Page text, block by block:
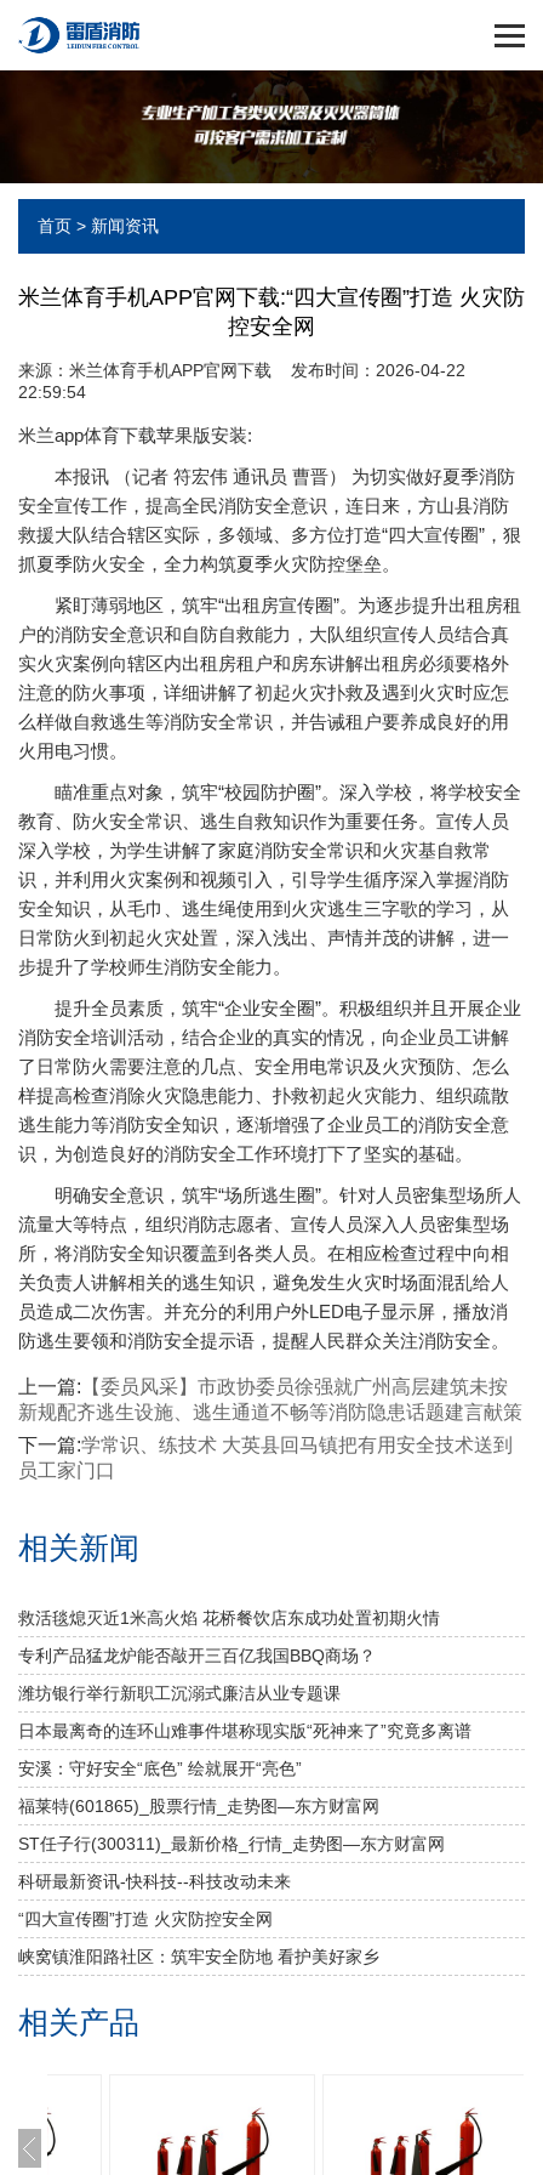
首页 > 新闻资讯
米兰体育手机APP官网下载:“四大宣传圈”打造 火灾防
控安全网
来源： 米兰体育手机APP官网下载 发布时间：2026-04-22
22:59:54
米兰app体育下载苹果版安装:
本报讯 （记者 符宏伟 通讯员 曹晋） 为切实做好夏季消防
安全宣传工作，提高全民消防安全意识，连日来，方山县消防
救援大队结合辖区实际，多领域、多方位打造“四大宣传圈”，狠
抓夏季防火安全，全力构筑夏季火灾防控堡垒。
紧盯薄弱地区，筑牢“出租房宣传圈”。为逐步提升出租房租
户的消防安全意识和自防自救能力，大队组织宣传人员结合真
实火灾案例向辖区内出租房租户和房东讲解出租房必须要格外
注意的防火事项，详细讲解了初起火灾扑救及遇到火灾时应怎
么样做自救逃生等消防安全常识，并告诫租户要养成良好的用
火用电习惯。
瞄准重点对象，筑牢“校园防护圈”。深入学校，将学校安全
教育、防火安全常识、逃生自救知识作为重要任务。宣传人员
深入学校，为学生讲解了家庭消防安全常识和火灾基自救常
识，并利用火灾案例和视频引入，引导学生循序深入掌握消防
安全知识，从毛巾、逃生绳使用到火灾逃生三字歌的学习，从
日常防火到初起火灾处置，深入浅出、声情并茂的讲解，进一
步提升了学校师生消防安全能力。
提升全员素质，筑牢“企业安全圈”。积极组织并且开展企业
消防安全培训活动，结合企业的真实的情况，向企业员工讲解
了日常防火需要注意的几点、安全用电常识及火灾预防、怎么
样提高检查消除火灾隐患能力、扑救初起火灾能力、组织疏散
逃生能力等消防安全知识，逐渐增强了企业员工的消防安全意
识，为创造良好的消防安全工作环境打下了坚实的基础。
明确安全意识，筑牢“场所逃生圈”。针对人员密集型场所人
流量大等特点，组织消防志愿者、宣传人员深入人员密集型场
所，将消防安全知识覆盖到各类人员。在相应检查过程中向相
关负责人讲解相关的逃生知识，避免发生火灾时场面混乱给人
员造成二次伤害。并充分的利用户外LED电子显示屏，播放消
防逃生要领和消防安全提示语，提醒人民群众关注消防安全。
上一篇: 【委员风采】市政协委员徐强就广州高层建筑未按
新规配齐逃生设施、逃生通道不畅等消防隐患话题建言献策
下一篇:学常识、练技术 大英县回马镇把有用安全技术送到
员工家门口
相关新闻
救活毯熄灭近1米高火焰 花桥餐饮店东成功处置初期火情
专利产品猛龙炉能否敲开三百亿我国BBQ商场？
潍坊银行举行新职工沉溺式廉洁从业专题课
日本最离奇的连环山难事件堪称现实版“死神来了”究竟多离谱
安溪：守好安全“底色” 绘就展开“亮色”
福莱特(601865)_股票行情_走势图—东方财富网
ST任子行(300311)_最新价格_行情_走势图—东方财富网
科研最新资讯-快科技--科技改动未来
“四大宣传圈”打造 火灾防控安全网
峡窝镇淮阳路社区：筑牢安全防地 看护美好家乡
相关产品